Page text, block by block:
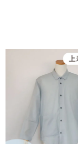
サッカー/ちぢみ 楊
柳
体型別におすすめパジ
インナーウェア
ズボン単品
会社概要
SDGsの取り組み